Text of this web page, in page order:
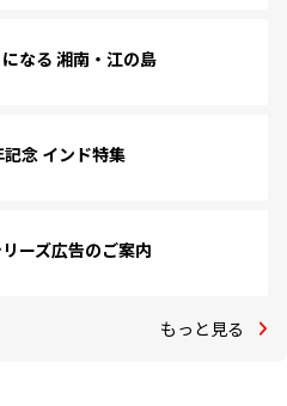
なる 湘南・江の島
念 インド特集
ーズ広告のご案内
もっと見る